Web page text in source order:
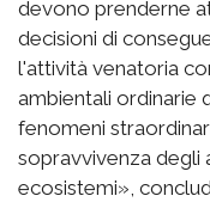
devono prenderne
decisioni di
l'attività venatoria
ambientali ordinarie
fenomeni
sopravvivenza degli
ecosistemi»,